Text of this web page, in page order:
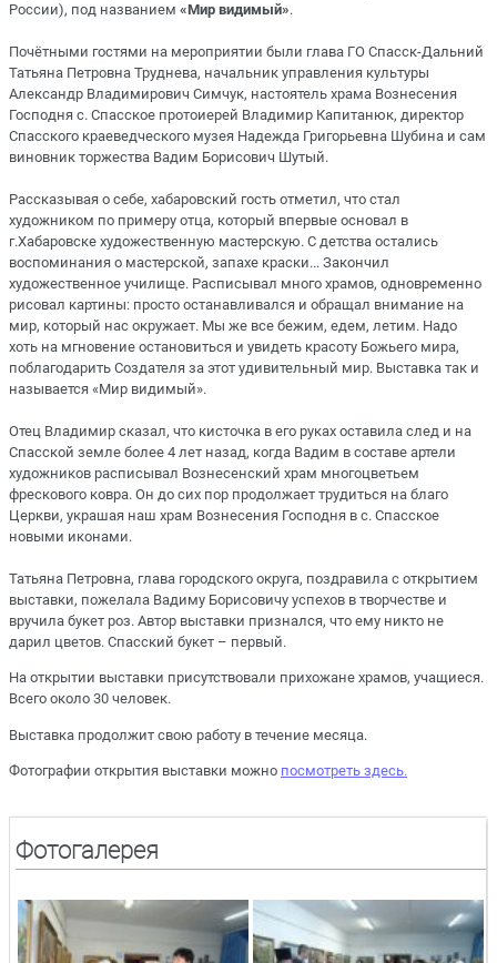
России), под названием «Мир видимый».
Почётными гостями на мероприятии были глава ГО Спасск-Дальний
Татьяна Петровна Труднева, начальник управления культуры
Александр Владимирович Симчук, настоятель храма Вознесения
Господня с. Спасское протоиерей Владимир Капитанюк, директор
Спасского краеведческого музея Надежда Григорьевна Шубина и сам
виновник торжества Вадим Борисович Шутый.
Рассказывая о себе, хабаровский гость отметил, что стал
художником по примеру отца, который впервые основал в
г.Хабаровске художественную мастерскую. С детства остались
воспоминания о мастерской, запахе краски... Закончил
художественное училище. Расписывал много храмов, одновременно
рисовал картины: просто останавливался и обращал внимание на
мир, который нас окружает. Мы же все бежим, едем, летим. Надо
хоть на мгновение остановиться и увидеть красоту Божьего мира,
поблагодарить Создателя за этот удивительный мир. Выставка так и
называется «Мир видимый».
Отец Владимир сказал, что кисточка в его руках оставила след и на
Спасской земле более 4 лет назад, когда Вадим в составе артели
художников расписывал Вознесенский храм многоцветьем
фрескового ковра. Он до сих пор продолжает трудиться на благо
Церкви, украшая наш храм Вознесения Господня в с. Спасское
новыми иконами.
Татьяна Петровна, глава городского округа, поздравила с открытием
выставки, пожелала Вадиму Борисовичу успехов в творчестве и
вручила букет роз. Автор выставки признался, что ему никто не
дарил цветов. Спасский букет – первый.
На открытии выставки присутствовали прихожане храмов, учащиеся.
Всего около 30 человек.
Выставка продолжит свою работу в течение месяца.
Фотографии открытия выставки можно посмотреть здесь.
Фотогалерея